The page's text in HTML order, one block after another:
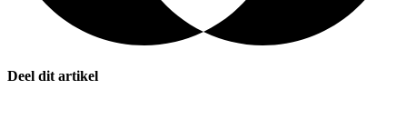
Deel dit artikel